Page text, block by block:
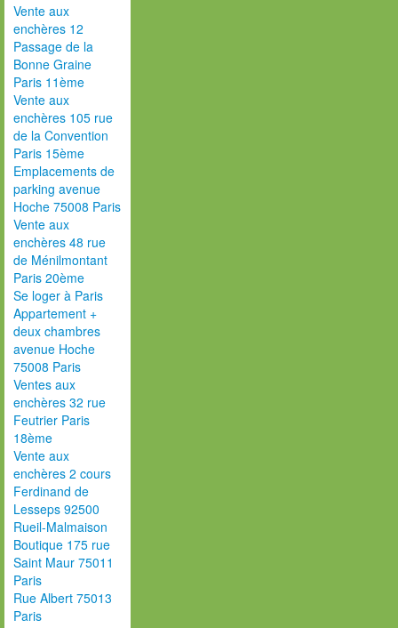
Vente aux
enchères 12
Passage de la
Bonne Graine
Paris 11ème
Vente aux
enchères 105 rue
de la Convention
Paris 15ème
Emplacements de
parking avenue
Hoche 75008 Paris
Vente aux
enchères 48 rue
de Ménilmontant
Paris 20ème
Se loger à Paris
Appartement +
deux chambres
avenue Hoche
75008 Paris
Ventes aux
enchères 32 rue
Feutrier Paris
18ème
Vente aux
enchères 2 cours
Ferdinand de
Lesseps 92500
Rueil-Malmaison
Boutique 175 rue
Saint Maur 75011
Paris
Rue Albert 75013
Paris